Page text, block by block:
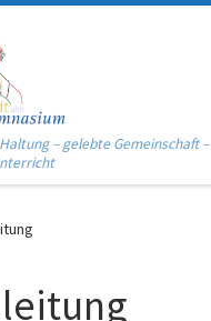
– gelebte Gemeinschaft –